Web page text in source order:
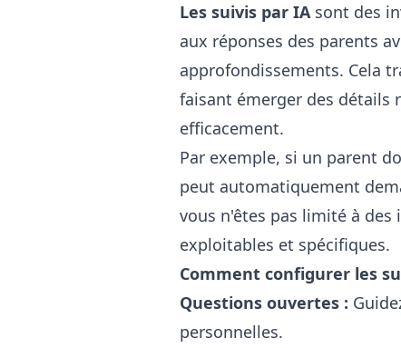
Les suivis par IAsont des
aux réponses des parents
approfondissements. Cela
faisant émerger des détails
efficacement.
Par exemple, si un parent
peut automatiquement
vous n'êtes pas limité à
exploitables et spécifiques.
Comment configurer les
Questions ouvertes :
personnelles.